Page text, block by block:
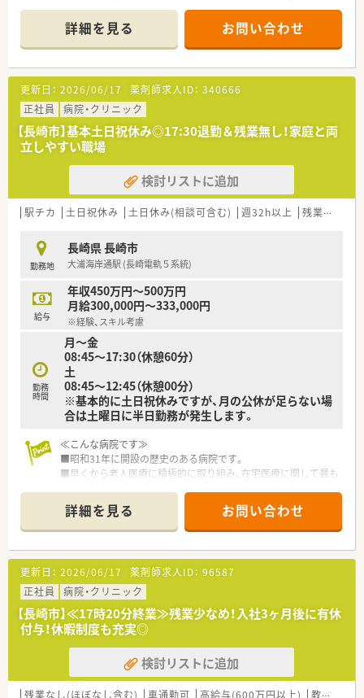
≪こんな薬剤部です≫
■薬局長は60代の男性で温和な方です。
■20代の男性から40代、50代の男女と幅広い年代の方がご活躍
されています。
■業務内容は院外処方の監査業務、病棟における入院患者の服薬
管理業務です
■現場の方は優しい方が多く、未経験の方もしっかりと学ぶこと
ができます。
■薬局長の入れ替わり、将来の薬局長候補の募集です
≪求人特徴≫
■基本土日祝休み、年間休日122日の病院求人です。
■最寄駅から徒歩2分とアクセス抜群です。
■保育料補助や住宅手当など福利厚生も充実しています。
■20代の男性から40代、50代の男女と幅広い年代の方がご活躍
されています。
■現場の方は優しい方が多く、未経験の方もしっかりと学ぶこと
ができます。
■病棟業務は病棟の担当制となります。
■門前の薬局からの疑義照会への対応等もございます。
■残業代も1分単位で支給と、労務管理もしっかりとしていま
す。
■賃貸にお住まいの方には住宅手当の支給が最大27,000円ござ
います。
■月に1回程度輪番日の勤務が08:30～22:00でございますが別
途手当がございます。
詳細を見る お問い合わせ
更新日： 2026/06/17 薬剤師求人ID： 340666
正社員
病院・クリニック
【長崎市】基本土日祝休み◎17:30退勤＆残業無し！家庭と両
立しやすい職場
検討リストに追加
駅チカ 土日祝休み 土日休み(相談可含む) 週32h以上 残業なし(ほぼなし含む)
勤務地
長崎県 長崎市
大浦海岸通駅 (長崎電軌５系統)
給与
年収450万円～500万円
月給300,000円～333,000円
※経験、スキル考慮
勤務
時間
月～金
08:45～17:30（休憩60分）
土
08:45～12:45（休憩00分）
※基本的に土日祝休みですが、月の公休が足らない場
合は土曜日に半日勤務が発生します。
≪こんな病院です≫
■昭和31年に開設の歴史のある病院です。
■早くから老人医療に積極的に取り組み、在宅医療に関して最も
■総合的に支援する為に訪問看護・訪問リハビリ・ホームヘルパ
ー派遣も行われております。
■職員間の交流が盛んで、フットサル部もあり様々な年齢性別の
方々が活躍している病院です。
■車通勤可能ですが、病院の駐車場利用の場合は13,000円/月が
必要です。
詳細を見る お問い合わせ
更新日： 2026/06/17 薬剤師求人ID： 96587
正社員
病院・クリニック
【長崎市】≪17時20分終業≫残業少なめ！入社3ヶ月後に有休
付与！休暇制度も充実◎
検討リストに追加
残業なし(ほぼなし含む) 車通勤可 高給与(600万円以上) 教育制度あり